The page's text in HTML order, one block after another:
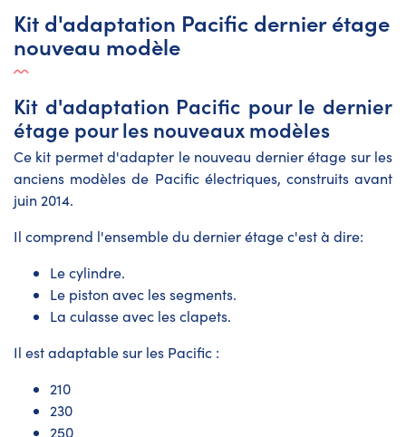
Kit d'adaptation Pacific dernier étage
nouveau modèle
Kit d'adaptation Pacific pour le dernier
étage pour les nouveaux modèles
Ce kit permet d'adapter le nouveau dernier étage sur les
anciens modèles de Pacific électriques, construits avant
juin 2014.
Il comprend l'ensemble du dernier étage c'est à dire:
Le cylindre.
Le piston avec les segments.
La culasse avec les clapets.
Il est adaptable sur les Pacific :
210
230
250